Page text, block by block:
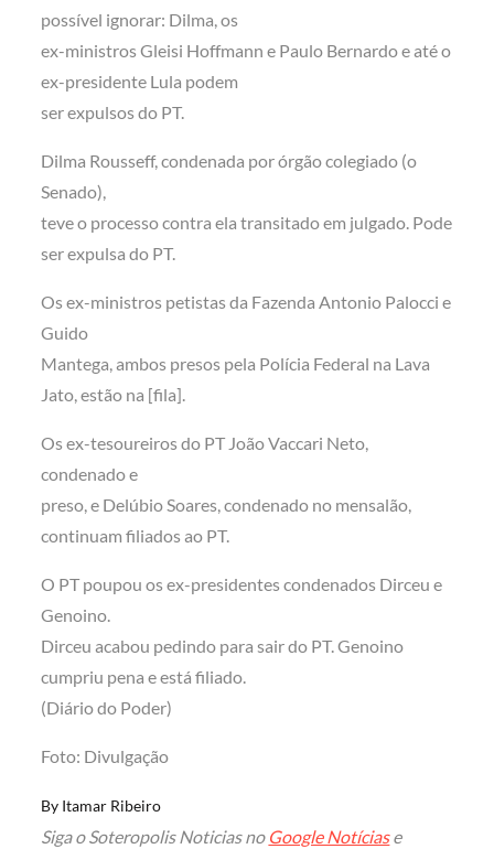
possível ignorar: Dilma, os
ex-ministros Gleisi Hoffmann e Paulo Bernardo e até o
ex-presidente Lula podem
ser expulsos do PT.
Dilma Rousseff, condenada por órgão colegiado (o
Senado),
teve o processo contra ela transitado em julgado. Pode
ser expulsa do PT.
Os ex-ministros petistas da Fazenda Antonio Palocci e
Guido
Mantega, ambos presos pela Polícia Federal na Lava
Jato, estão na [fila].
Os ex-tesoureiros do PT João Vaccari Neto,
condenado e
preso, e Delúbio Soares, condenado no mensalão,
continuam filiados ao PT.
O PT poupou os ex-presidentes condenados Dirceu e
Genoino.
Dirceu acabou pedindo para sair do PT. Genoino
cumpriu pena e está filiado.
(Diário do Poder)
Foto: Divulgação
By Itamar Ribeiro
Siga o Soteropolis Noticias no Google Notíciase